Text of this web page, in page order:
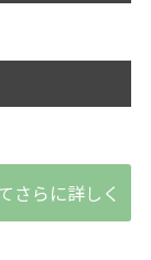
さらに詳しく